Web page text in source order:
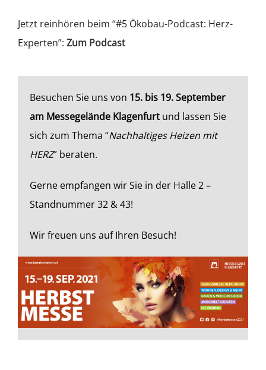
Jetzt reinhören beim “#5 Ökobau-Podcast: Herz-
Experten”: Zum Podcast
Besuchen Sie uns von 15. bis 19. September
am Messegelände Klagenfurtund lassen Sie
sich zum Thema “Nachhaltiges Heizen mit
HERZ” beraten.
Gerne empfangen wir Sie in der Halle 2 –
Standnummer 32 & 43!
Wir freuen uns auf Ihren Besuch!